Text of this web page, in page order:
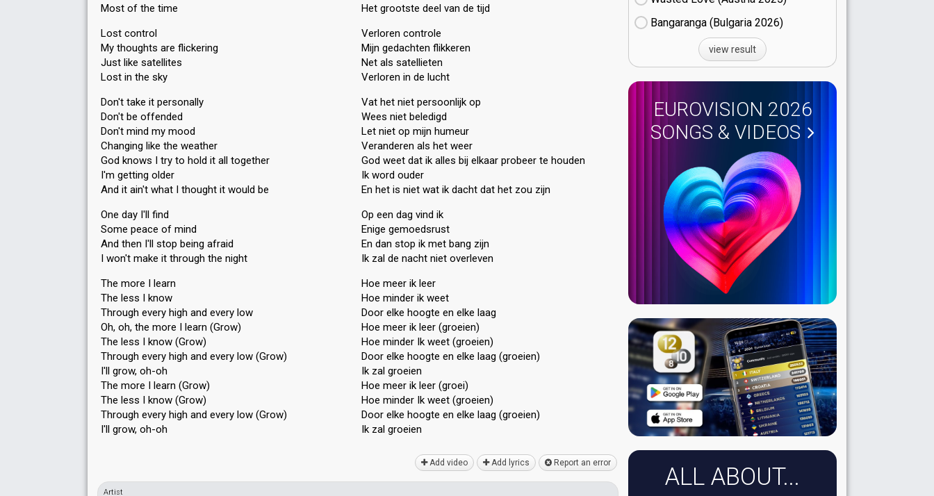
Most of the time
Lost control
My thoughts are flickering
Just like satellites
Lost in the sky
Don't take it personally
Don't be offended
Don't mind my mood
Changing like the weather
God knows I try to hold it all together
I'm getting older
And it ain't what I thought it would be
One day I'll find
Some peace of mind
And then I'll stop being afraid
I won't make it through the night
The more I learn
The less I know
Through every high and every low
Oh, oh, the more I learn (Grow)
The less I know (Grow)
Through every high and every low (Grow)
I'll grow, oh-oh
The more I learn (Grow)
The lesѕ I know (Grow)
Through every high аnd every low (Grow)
I'll grow, oh-oh
Het grootste deel van de tijd
Verloren controle
Mijn gedachten flikkeren
Net als satellieten
Verloren in de lucht
Vat het niet persoonlijk op
Wees niet beledigd
Let niet op mijn humeur
Veranderen als het weer
God weet dat ik alles bij elkaar probeer te houden
Ik word ouder
En het is niet wat ik dacht dat het zou zijn
Op een dag vind ik
Enige gemoedsrust
En dan ѕtop ik met bang zijn
Ik zal de nacht niet overleven
Hoe meer ik leer
Hoe minder ik weet
Door elke hoogte en elke laag
Hoe meer ik leer (groeien)
Hoe minder Ik weet (groeien)
Door elke hoogte en elke laag (groeien)
Ik zal groeien
Hoe meer ik leer (groei)
Hoe minder Ik weet (groeien)
Door elke hoogte en elke laag (groeien)
Ik zаl groeien
Add video Add lyrics Report an error
Artist
Bangaranga (Bulgaria
26)
view result
EUROVISION 2026
SONGS & VIDEOS
ALL ABOUT...